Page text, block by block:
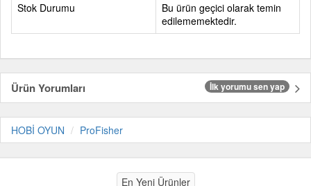
Stok Durumu
Bu ürün geçici olarak temin
edilememektedir.
Ürün Yorumları İlk yorumu sen yap
HOBİ OYUN ProFisher
En Yeni Ürünler